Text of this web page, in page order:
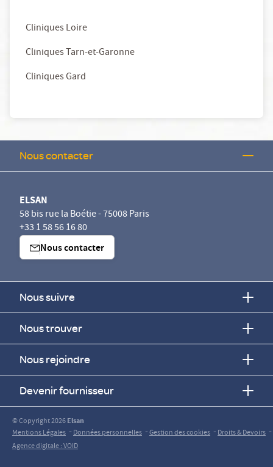
Cliniques Loire
Cliniques Tarn-et-Garonne
Cliniques Gard
Nous contacter
ELSAN
58 bis rue la Boétie - 75008 Paris
+33 1 58 56 16 80
Nous contacter
Nous suivre
Nous trouver
Nous rejoindre
Devenir fournisseur
© Copyright 2026Elsan
Mentions Légales -Données personnelles -Gestion des cookies -Droits & Devoirs -
Agence digitale : VOID